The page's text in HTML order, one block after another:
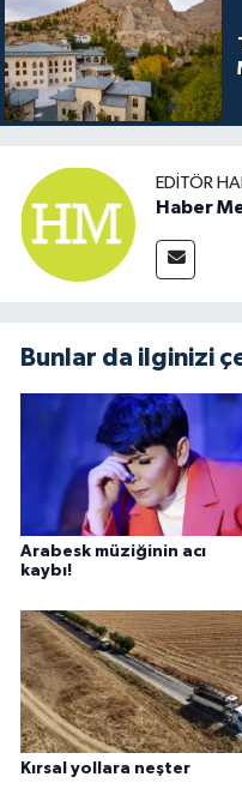
EDITÖR
Haber
Bunlar da ilginizi
Arabesk müziğinin acı
kaybı!
Kırsal yollara neşter